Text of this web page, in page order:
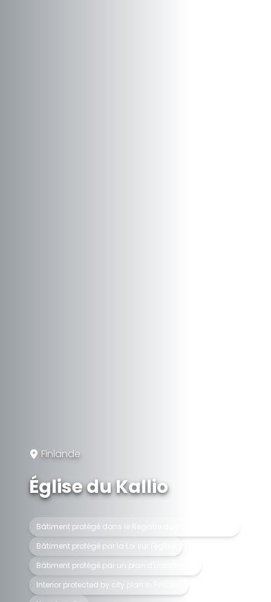
Finlande
Église du Kallio
Bâtiment protégé dans le Registre du patrimoine bâti
Bâtiment protégé par la Loi sur l'église
Bâtiment protégé par un plan d'urbanisme
Interior protected by city plan in Finland